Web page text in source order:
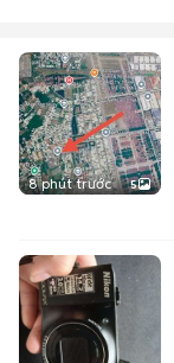
8 phút trước 5